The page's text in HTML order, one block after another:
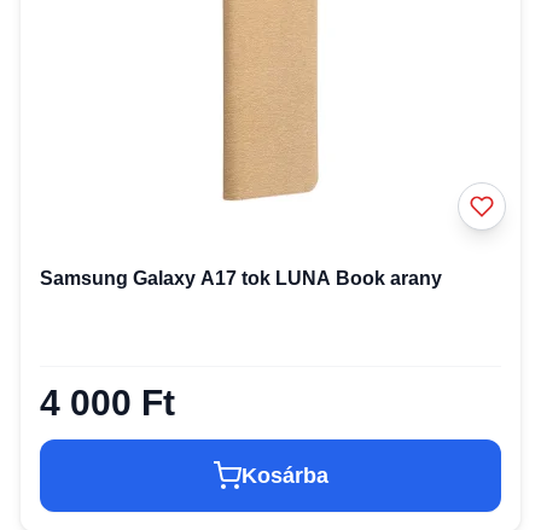
Samsung Galaxy A17 tok LUNA Book arany
4 000 Ft
Kosárba